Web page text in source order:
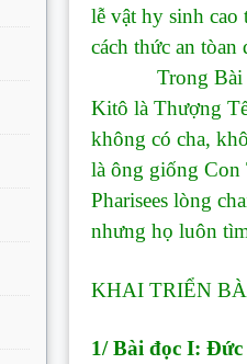
lễ vật hy sinh cao
cách thức an
Trong Bài Đọc
Kitô là Thượng
không có cha,
là ông giống Con
Pharisees lòng
nhưng họ luôn
KHAI TRIỂN
1/ Bài đọc I: